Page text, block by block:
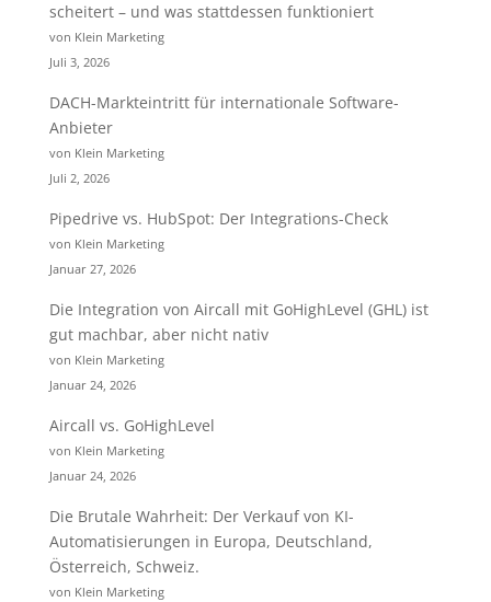
scheitert – und was stattdessen funktioniert
von Klein Marketing
Juli 3, 2026
DACH-Markteintritt für internationale Software-
Anbieter
von Klein Marketing
Juli 2, 2026
Pipedrive vs. HubSpot: Der Integrations-Check
von Klein Marketing
Januar 27, 2026
Die Integration von Aircall mit GoHighLevel (GHL) ist
gut machbar, aber nicht nativ
von Klein Marketing
Januar 24, 2026
Aircall vs. GoHighLevel
von Klein Marketing
Januar 24, 2026
Die Brutale Wahrheit: Der Verkauf von KI-
Automatisierungen in Europa, Deutschland,
Österreich, Schweiz.
von Klein Marketing